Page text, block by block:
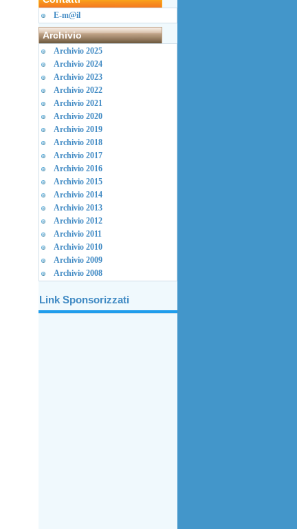
E-m@il
Archivio
Archivio 2025
Archivio 2024
Archivio 2023
Archivio 2022
Archivio 2021
Archivio 2020
Archivio 2019
Archivio 2018
Archivio 2017
Archivio 2016
Archivio 2015
Archivio 2014
Archivio 2013
Archivio 2012
Archivio 2011
Archivio 2010
Archivio 2009
Archivio 2008
Link Sponsorizzati